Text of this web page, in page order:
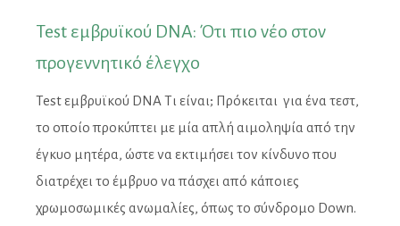
Test εμβρυϊκού DNA: Ότι πιο νέο στον
προγεννητικό έλεγχο
Test εμβρυϊκού DNA Τι είναι; Πρόκειται για ένα τεστ,
το οποίο προκύπτει με μία απλή αιμοληψία από την
έγκυο μητέρα, ώστε να εκτιμήσει τον κίνδυνο που
διατρέχει το έμβρυο να πάσχει από κάποιες
χρωμοσωμικές ανωμαλίες, όπως το σύνδρομο Down.